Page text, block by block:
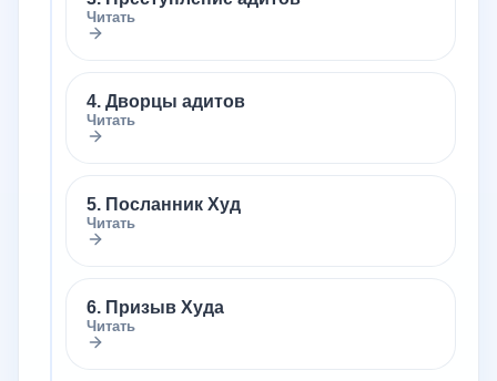
Читать
4. Дворцы адитов
Читать
5. Посланник Худ
Читать
6. Призыв Худа
Читать